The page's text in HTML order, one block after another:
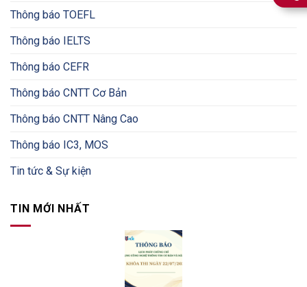
Thông báo TOEFL
Thông báo IELTS
Thông báo CEFR
Thông báo CNTT Cơ Bản
Thông báo CNTT Nâng Cao
Thông báo IC3, MOS
Tin tức & Sự kiện
TIN MỚI NHẤT